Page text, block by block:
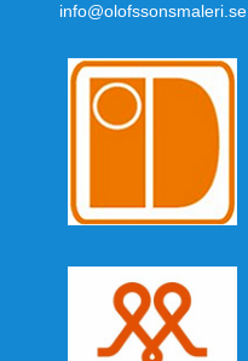
info@olofssonsmaleri.se